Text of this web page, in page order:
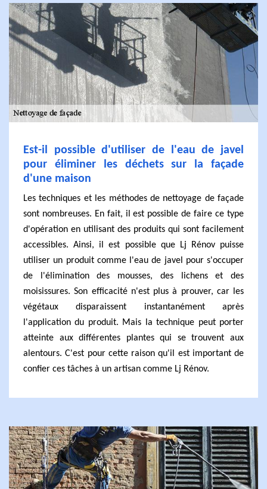
Est-il possible d'utiliser de l'eau de javel
pour éliminer les déchets sur la façade
d'une maison
Les techniques et les méthodes de nettoyage de façade
sont nombreuses. En fait, il est possible de faire ce type
d'opération en utilisant des produits qui sont facilement
accessibles. Ainsi, il est possible que Lj Rénov puisse
utiliser un produit comme l'eau de javel pour s'occuper
de l'élimination des mousses, des lichens et des
moisissures. Son efficacité n'est plus à prouver, car les
végétaux disparaissent instantanément après
l'application du produit. Mais la technique peut porter
atteinte aux différentes plantes qui se trouvent aux
alentours. C'est pour cette raison qu'il est important de
confier ces tâches à un artisan comme Lj Rénov.